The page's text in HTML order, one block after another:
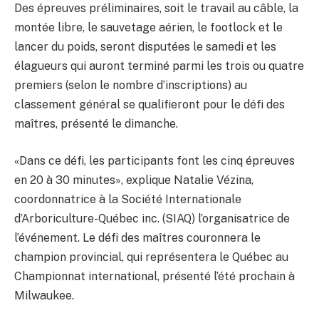
Des épreuves préliminaires, soit le travail au câble, la
montée libre, le sauvetage aérien, le footlock et le
lancer du poids, seront disputées le samedi et les
élagueurs qui auront terminé parmi les trois ou quatre
premiers (selon le nombre d’inscriptions) au
classement général se qualifieront pour le défi des
maîtres, présenté le dimanche.
«Dans ce défi, les participants font les cinq épreuves
en 20 à 30 minutes», explique Natalie Vézina,
coordonnatrice à la Société Internationale
d’Arboriculture-Québec inc. (SIAQ) l’organisatrice de
l’événement. Le défi des maîtres couronnera le
champion provincial, qui représentera le Québec au
Championnat international, présenté l’été prochain à
Milwaukee.